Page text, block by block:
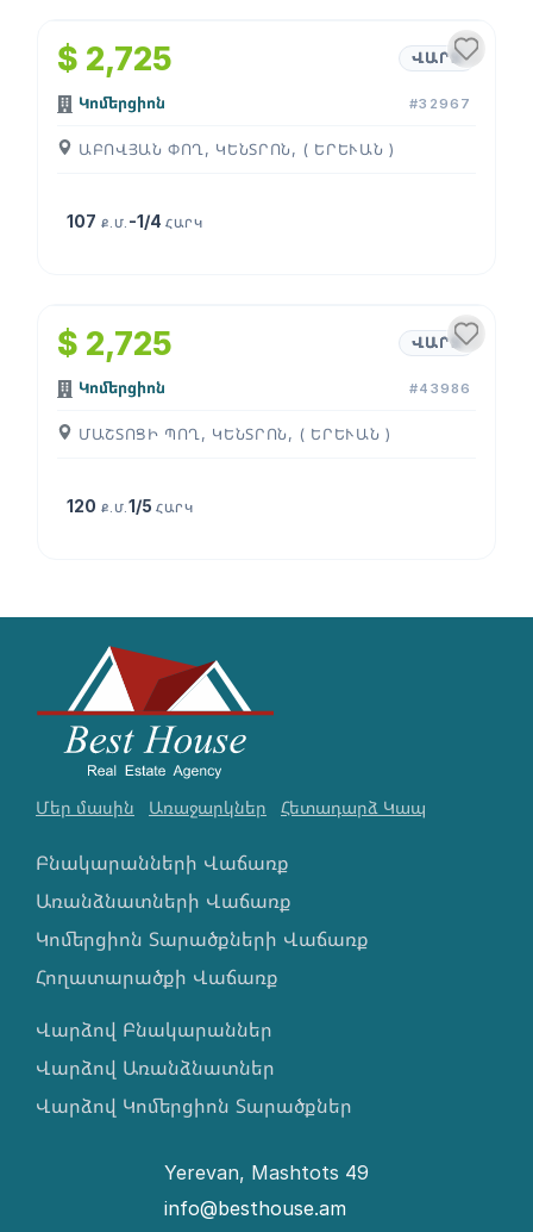
$ 2,725 ՎԱՐՁ
Կոմերցիոն #32967
ԱԲՈՎՅԱՆ ՓՈՂ, ԿԵՆՏՐՈՆ, ( ԵՐԵՒԱՆ )
107 Ք.Մ. -1/4ՀԱՐԿ
$ 2,725 ՎԱՐՁ
Կոմերցիոն #43986
ՄԱՇՏՈՑԻ ՊՈՂ, ԿԵՆՏՐՈՆ, ( ԵՐԵՒԱՆ )
120 Ք.Մ.1/5ՀԱՐԿ
Մեր մասին Առաջարկներ Հետադարձ Կապ
Բնակարանների Վաճառք
Առանձնատների Վաճառք
Կոմերցիոն Տարածքների Վաճառք
Հողատարածքի Վաճառք
Վարձով Բնակարաններ
Վարձով Առանձնատներ
Վարձով Կոմերցիոն Տարածքներ
Yerevan, Mashtots 49
info@besthouse.am